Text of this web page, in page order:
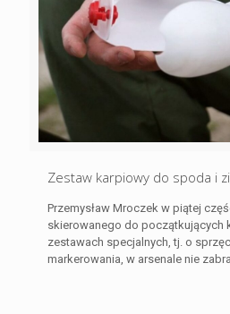
Zestaw karpiowy do spoda i
Przemysław Mroczek w piątej
skierowanego do początkujących
zestawach specjalnych, tj. o
markerowania, w arsenale nie